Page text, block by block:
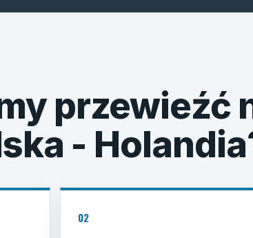
przewieźć
-
02